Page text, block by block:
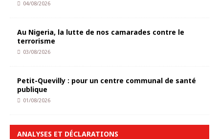
04/08/2026
Au Nigeria, la lutte de nos camarades contre le
terrorisme
03/08/2026
Petit-Quevilly : pour un centre communal de santé
publique
01/08/2026
ANALYSES ET DÉCLARATIONS